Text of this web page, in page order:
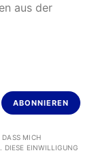
aus der
ABONNIEREN
DASS MICH
DIESE EINWILLIGUNG